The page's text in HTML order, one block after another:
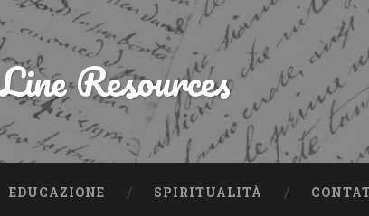
Resources
EDUCAZIONE SPIRITUALITÀ